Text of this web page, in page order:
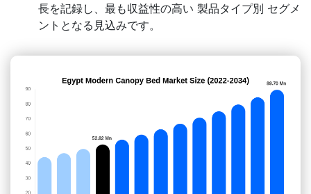
長を記録し、最も収益性の高い 製品タイプ別 セグメ
ントとなる見込みです。